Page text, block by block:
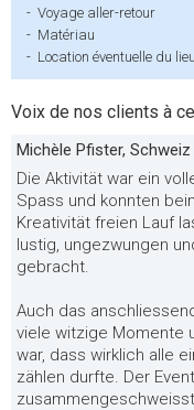
- Voyage aller-retour
- Matériau
- Location éventuelle du lieu
Voix de nos clients à
Michèle Pfister,
Die Aktivität war ein
Spass und konnten
Kreativität freien Lauf
lustig, ungezwungen
gebracht.
Auch das
viele witzige Momente
war, dass wirklich alle
zählen durfte. Der